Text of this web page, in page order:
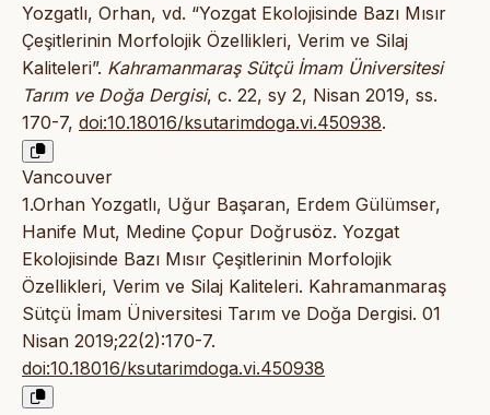
Yozgatlı, Orhan, vd. “Yozgat Ekolojisinde Bazı Mısır
Çeşitlerinin Morfolojik Özellikleri, Verim ve Silaj
Kaliteleri”. Kahramanmaraş Sütçü İmam Üniversitesi
Tarım ve Doğa Dergisi, c. 22, sy 2, Nisan 2019, ss.
170-7, doi:10.18016/ksutarimdoga.vi.450938.
Vancouver
1.Orhan Yozgatlı, Uğur Başaran, Erdem Gülümser,
Hanife Mut, Medine Çopur Doğrusöz. Yozgat
Ekolojisinde Bazı Mısır Çeşitlerinin Morfolojik
Özellikleri, Verim ve Silaj Kaliteleri. Kahramanmaraş
Sütçü İmam Üniversitesi Tarım ve Doğa Dergisi. 01
Nisan 2019;22(2):170-7.
doi:10.18016/ksutarimdoga.vi.450938